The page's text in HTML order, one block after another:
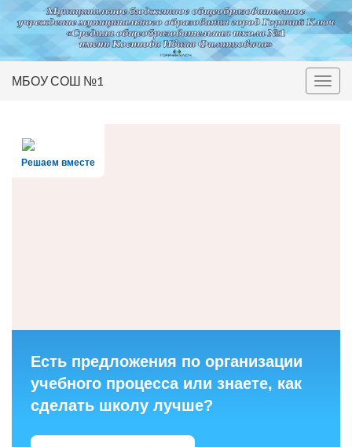
Вкл/
МБОУ СОШ №1
Решаем вместе
Есть предложения по организации
учебного процесса или знаете, как
сделать школу лучше?